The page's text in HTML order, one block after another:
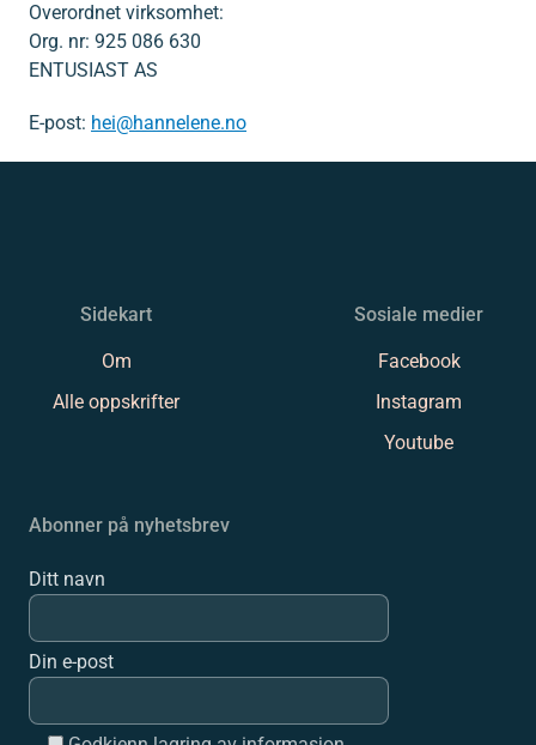
Overordnet virksomhet:
Org. nr: 925 086 630
ENTUSIAST AS
E-post: hei@hannelene.no
Sidekart
Om
Alle oppskrifter
Sosiale medier
Facebook
Instagram
Youtube
Abonner på nyhetsbrev
Ditt navn
Din e-post